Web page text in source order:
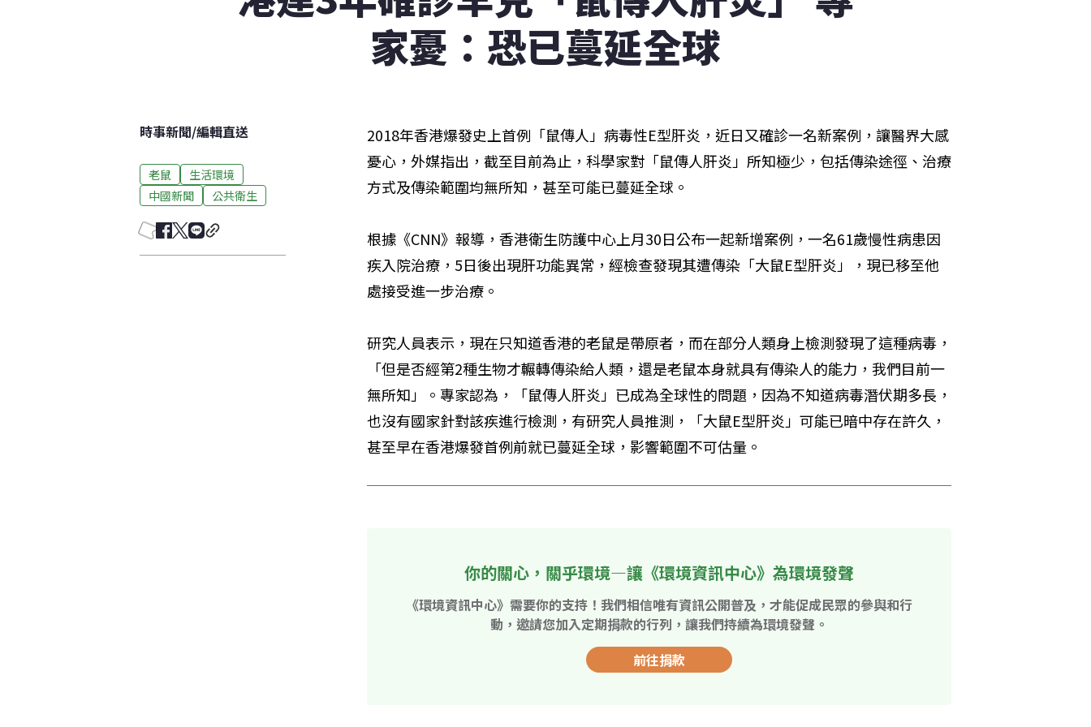
家憂：恐已蔓延全球
時事新聞/編輯直送
老鼠
生活環境
中國新聞
公共衛生
2018年香港爆發史上首例「鼠傳人」病毒性E型肝炎，近日又確診一名新案例，讓醫界大感
憂心，外媒指出，截至目前為止，科學家對「鼠傳人肝炎」所知極少，包括傳染途徑、治療
方式及傳染範圍均無所知，甚至可能已蔓延全球。
根據《CNN》報導，香港衛生防護中心上月30日公布一起新增案例，一名61歲慢性病患因
疾入院治療，5日後出現肝功能異常，經檢查發現其遭傳染「大鼠E型肝炎」，現已移至他
處接受進一步治療。
研究人員表示，現在只知道香港的老鼠是帶原者，而在部分人類身上檢測發現了這種病毒，
「但是否經第2種生物才輾轉傳染給人類，還是老鼠本身就具有傳染人的能力，我們目前一
無所知」。專家認為，「鼠傳人肝炎」已成為全球性的問題，因為不知道病毒潛伏期多長，
也沒有國家針對該疾進行檢測，有研究人員推測，「大鼠E型肝炎」可能已暗中存在許久，
甚至早在香港爆發首例前就已蔓延全球，影響範圍不可估量。
你的關心，關乎環境—讓《環境資訊中心》為環境發聲
《環境資訊中心》需要你的支持！我們相信唯有資訊公開普及，才能促成民眾的參與和行
動，邀請您加入定期捐款的行列，讓我們持續為環境發聲。
前往捐款